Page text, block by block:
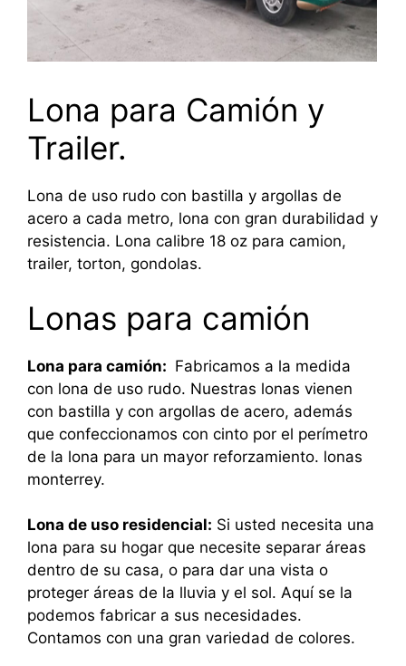
Lona para Camión y
Trailer.
Lona de uso rudo con bastilla y argollas de
acero a cada metro, lona con gran durabilidad y
resistencia. Lona calibre 18 oz para camion,
trailer, torton, gondolas.
Lonas para camión
Lona para camión: Fabricamos a la medida
con lona de uso rudo. Nuestras lonas vienen
con bastilla y con argollas de acero, además
que confeccionamos con cinto por el perímetro
de la lona para un mayor reforzamiento. lonas
monterrey.
Lona de uso residencial: Si usted necesita una
lona para su hogar que necesite separar áreas
dentro de su casa, o para dar una vista o
proteger áreas de la lluvia y el sol. Aquí se la
podemos fabricar a sus necesidades.
Contamos con una gran variedad de colores.